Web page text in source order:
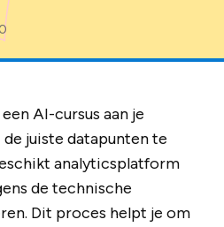
AI-cursus aan je
juiste datapunten te
analyticsplatform
de technische
Dit proces helpt je om